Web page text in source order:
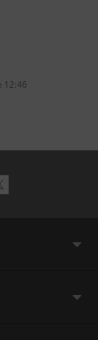
12:46